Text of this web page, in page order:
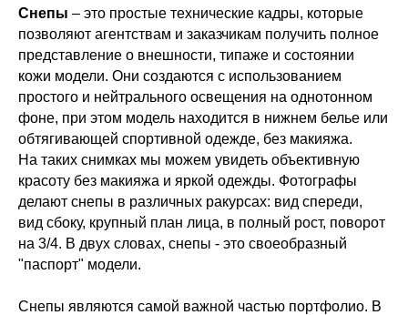
Снепы – это простые технические кадры, которые
позволяют агентствам и заказчикам получить полное
представление о внешности, типаже и состоянии
кожи модели. Они создаются с использованием
простого и нейтрального освещения на однотонном
фоне, при этом модель находится в нижнем белье или
обтягивающей спортивной одежде, без макияжа.
На таких снимках мы можем увидеть объективную
красоту без макияжа и яркой одежды. Фотографы
делают снепы в различных ракурсах: вид спереди,
вид сбоку, крупный план лица, в полный рост, поворот
на 3/4. В двух словах, снепы - это своеобразный
"паспорт" модели.
Снепы являются самой важной частью портфолио. В